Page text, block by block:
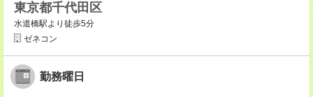
東京都千代田区
水道橋駅より徒歩5分
ゼネコン
勤務曜日